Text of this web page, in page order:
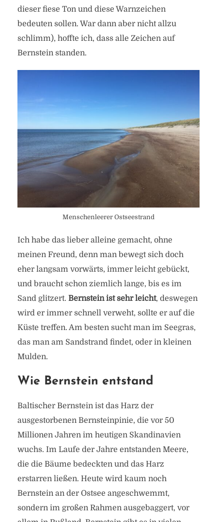
dieser fiese Ton und diese Warnzeichen
bedeuten sollen. War dann aber nicht allzu
schlimm), hoffte ich, dass alle Zeichen auf
Bernstein standen.
Menschenleerer Ostseestrand
Ich habe das lieber alleine gemacht, ohne
meinen Freund, denn man bewegt sich doch
eher langsam vorwärts, immer leicht gebückt,
und braucht schon ziemlich lange, bis es im
Sand glitzert. Bernstein ist sehr leicht, deswegen
wird er immer schnell verweht, sollte er auf die
Küste treffen. Am besten sucht man im Seegras,
das man am Sandstrand findet, oder in kleinen
Mulden.
Wie Bernstein entstand
Baltischer Bernstein ist das Harz der
ausgestorbenen Bernsteinpinie, die vor 50
Millionen Jahren im heutigen Skandinavien
wuchs. Im Laufe der Jahre entstanden Meere,
die die Bäume bedeckten und das Harz
erstarren ließen. Heute wird kaum noch
Bernstein an der Ostsee angeschwemmt,
sondern im großen Rahmen ausgebaggert, vor